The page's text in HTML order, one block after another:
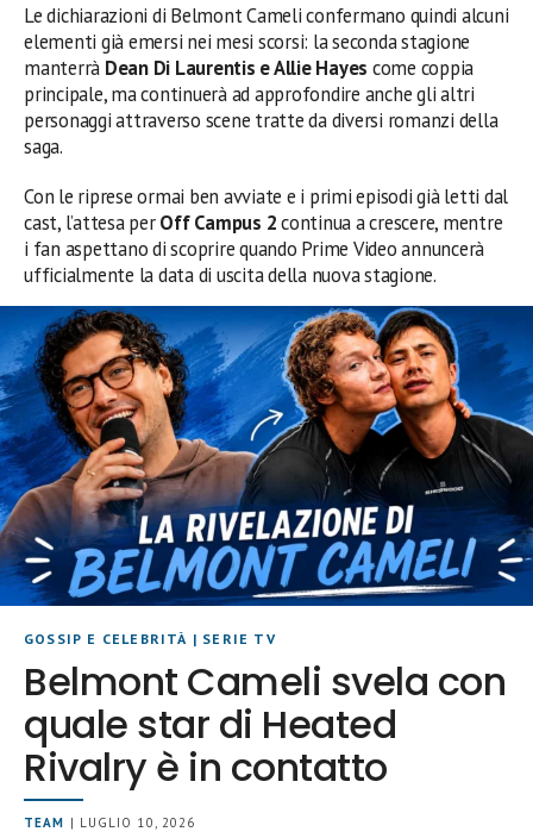
Le dichiarazioni di Belmont Cameli confermano quindi alcuni
elementi già emersi nei mesi scorsi: la seconda stagione
manterrà Dean Di Laurentis e Allie Hayes come coppia
principale, ma continuerà ad approfondire anche gli altri
personaggi attraverso scene tratte da diversi romanzi della
saga.
Con le riprese ormai ben avviate e i primi episodi già letti dal
cast, l’attesa perOff Campus 2continua a crescere, mentre
i fan aspettano di scoprire quando Prime Video annuncerà
ufficialmente la data di uscita della nuova stagione.
GOSSIP E CELEBRITÀ | SERIE TV
Belmont Cameli svela con
quale star di Heated
Rivalry è in contatto
TEAM | LUGLIO 10, 2026